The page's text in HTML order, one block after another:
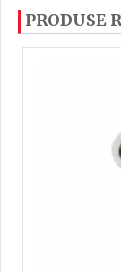
cu ajutorul
a putea să
PRODUSE